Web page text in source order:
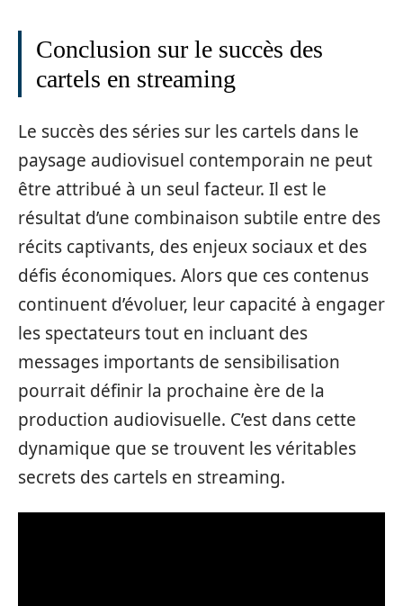
Conclusion sur le succès des
cartels en streaming
Le succès des séries sur les cartels dans le
paysage audiovisuel contemporain ne peut
être attribué à un seul facteur. Il est le
résultat d’une combinaison subtile entre des
récits captivants, des enjeux sociaux et des
défis économiques. Alors que ces contenus
continuent d’évoluer, leur capacité à engager
les spectateurs tout en incluant des
messages importants de sensibilisation
pourrait définir la prochaine ère de la
production audiovisuelle. C’est dans cette
dynamique que se trouvent les véritables
secrets des cartels en streaming.